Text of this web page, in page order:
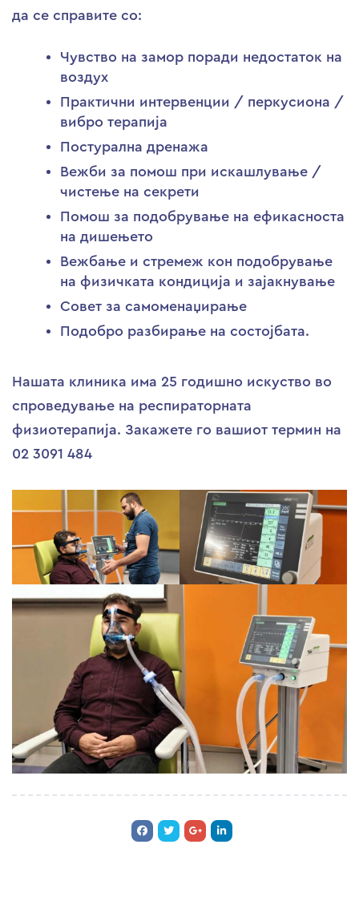
да се справите со:
Чувство на замор поради недостаток на
воздух
Практични интервенции / перкусиона /
вибро терапија
Постурална дренажа
Вежби за помош при искашлување /
чистење на секрети
Помош за подобрување на ефикасноста
на дишењето
Вежбање и стремеж кон подобрување
на физичката кондиција и зајакнување
Совет за самоменаџирање
Подобро разбирање на состојбата.
Нашата клиника има 25 годишно искуство во
спроведување на респираторната
физиотерапија. Закажете го вашиот термин на
02 3091 484